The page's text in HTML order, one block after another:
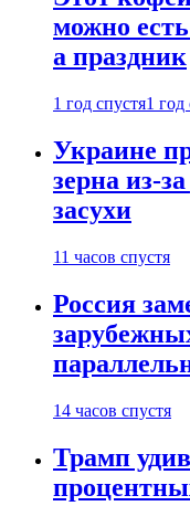
можно
а праздник
1 год спустя1 год
Украине
зерна из-
засухи
11 часов спустя
Россия
14 часов спустя
Трамп